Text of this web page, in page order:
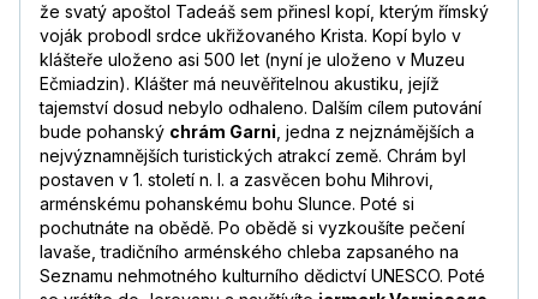
že svatý apoštol Tadeáš sem přinesl kopí, kterým římský
voják probodl srdce ukřižovaného Krista. Kopí bylo v
klášteře uloženo asi 500 let (nyní je uloženo v Muzeu
Ečmiadzin). Klášter má neuvěřitelnou akustiku, jejíž
tajemství dosud nebylo odhaleno. Dalším cílem putování
bude pohanský chrám Garni , jedna z nejznámějších a
nejvýznamnějších turistických atrakcí země. Chrám byl
postaven v 1. století n. l. a zasvěcen bohu Mihrovi,
arménskému pohanskému bohu Slunce. Poté si
pochutnáte na obědě. Po obědě si vyzkoušíte pečení
lavaše, tradičního arménského chleba zapsaného na
Seznamu nehmotného kulturního dědictví UNESCO. Poté